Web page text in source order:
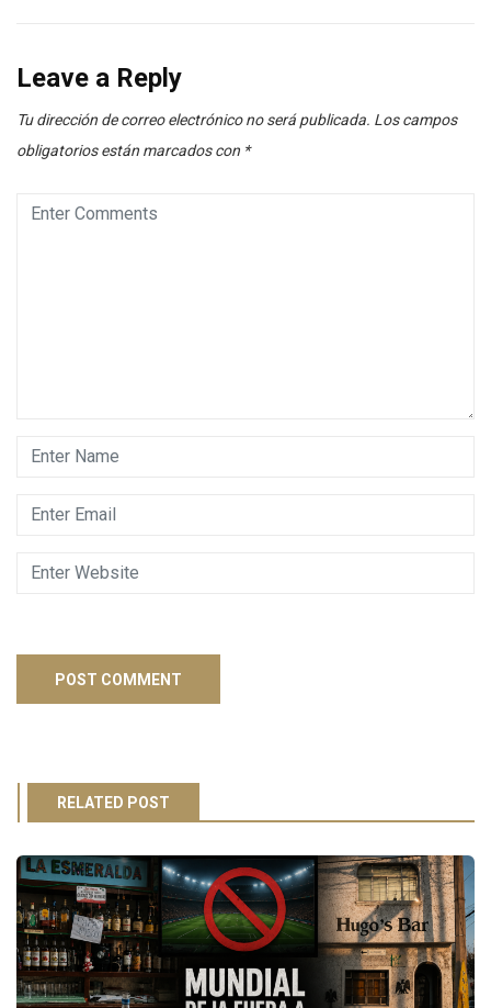
Leave a Reply
Tu dirección de correo electrónico no será publicada. Los campos
obligatorios están marcados con *
RELATED POST